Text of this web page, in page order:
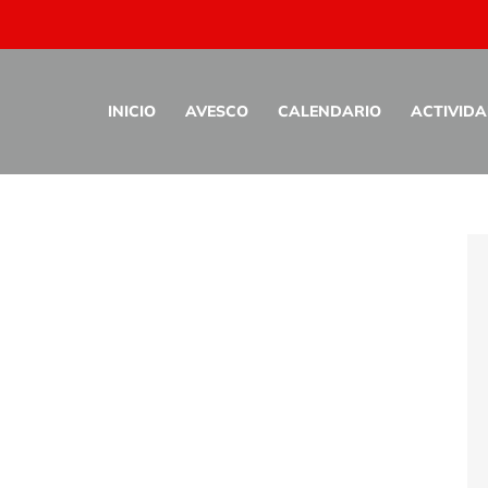
INICIO AVESCO CALENDARIO